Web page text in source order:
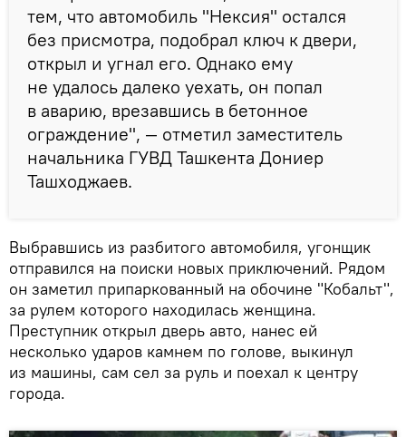
тем, что автомобиль "Нексия" остался
без присмотра, подобрал ключ к двери,
открыл и угнал его. Однако ему
не удалось далеко уехать, он попал
в аварию, врезавшись в бетонное
ограждение", — отметил заместитель
начальника ГУВД Ташкента Дониер
Ташходжаев.
Выбравшись из разбитого автомобиля, угонщик
отправился на поиски новых приключений. Рядом
он заметил припаркованный на обочине "Кобальт",
за рулем которого находилась женщина.
Преступник открыл дверь авто, нанес ей
несколько ударов камнем по голове, выкинул
из машины, сам сел за руль и поехал к центру
города.